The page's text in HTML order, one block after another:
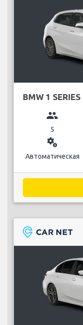
BMW 1 SERIES
group
5
miscellaneous_services
Автоматическая